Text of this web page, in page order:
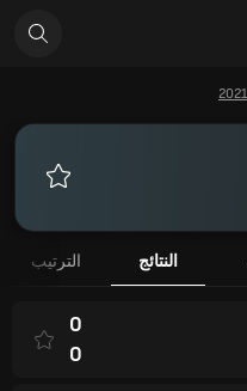
النتائج الترتيب
0
0